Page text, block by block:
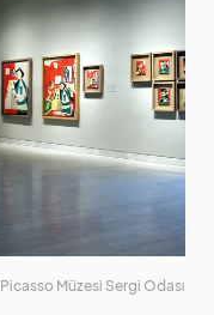
Picasso Müzesi Sergi Odası